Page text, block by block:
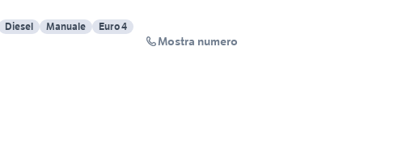
Diesel Manuale
Euro 4
Mostra numero